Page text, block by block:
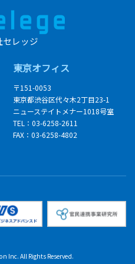
レッジ
東京オフィス
〒151-0053
東京都渋谷区代々木2丁目23-1
ニューステイトメナー1018号室
TEL：03-6258-2611
FAX：03-6258-4802
Inc. All Rights Reserved.